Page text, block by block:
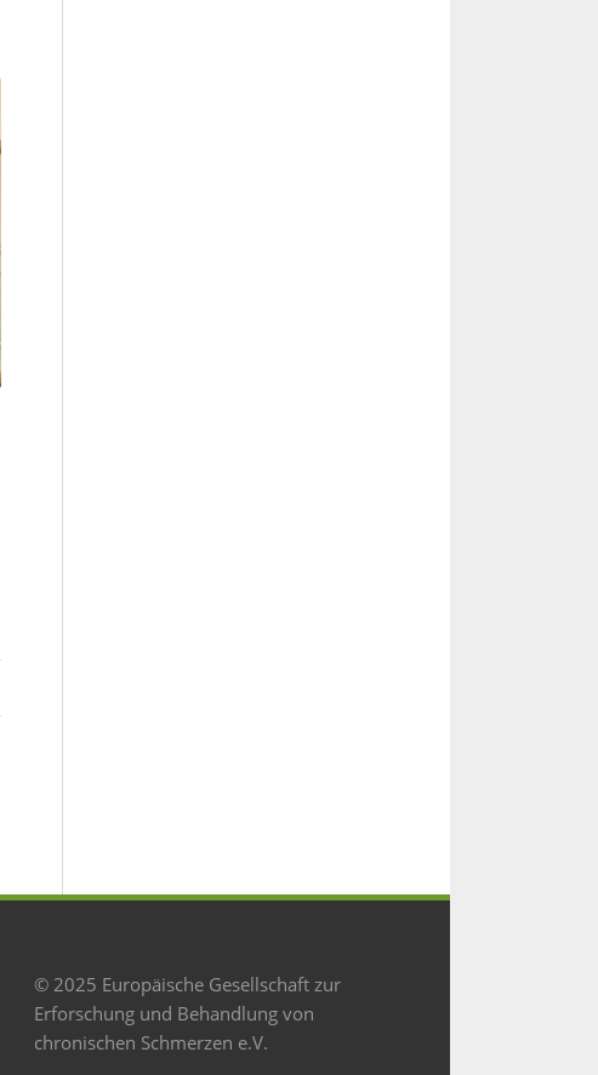
© 2025 Europäische Gesellschaft zur
Erforschung und Behandlung von
chronischen Schmerzen e.V.